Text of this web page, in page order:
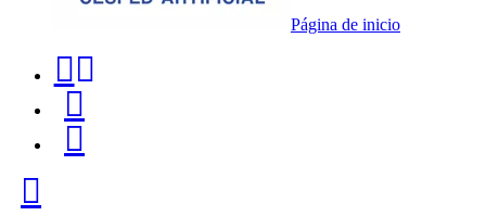
Página de inicio